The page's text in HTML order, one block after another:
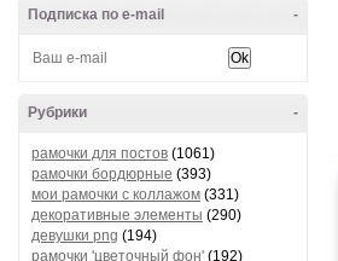
-
Подписка по e-mail
-
Рубрики
рамочки для постов (1061)
рамочки бордюрные (393)
мои рамочки с коллажом (331)
декоративные элементы (290)
девушки png (194)
рамочки 'цветочный фон' (192)